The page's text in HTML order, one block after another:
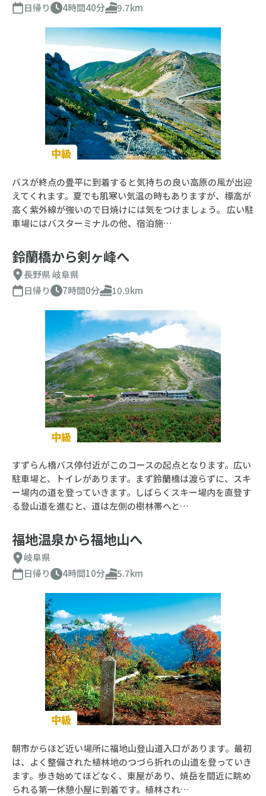
日帰り
4時間40分 9.7km
中級
バスが終点の畳平に到着すると気持ちの良い高原の風が出迎
えてくれます。夏でも肌寒い気温の時もありますが、標高が
高く紫外線が強いので日焼けには気をつけましょう。 広い駐
車場にはバスターミナルの他、宿泊施…
鈴蘭橋から剣ヶ峰へ
長野県岐阜県
日帰り
7時間0分 10.9km
中級
すずらん橋バス停付近がこのコースの起点となります。広い
駐車場と、トイレがあります。まず鈴蘭橋は渡らずに、スキ
ー場内の道を登っていきます。しばらくスキー場内を直登す
る登山道を進むと、道は左側の樹林帯へと…
福地温泉から福地山へ
岐阜県
日帰り
4時間10分 5.7km
中級
朝市からほど近い場所に福地山登山道入口があります。最初
は、よく整備された植林地のつづら折れの山道を登っていき
ます。歩き始めてほどなく、東屋があり、焼岳を間近に眺め
られる第一休憩小屋に到着です。植林され…